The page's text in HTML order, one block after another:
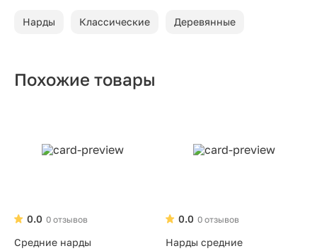
Нарды Классические Деревянные
Похожие товары
0 отзывов
0.0
Средние нарды
0 отзывов
0.0
Нарды средние